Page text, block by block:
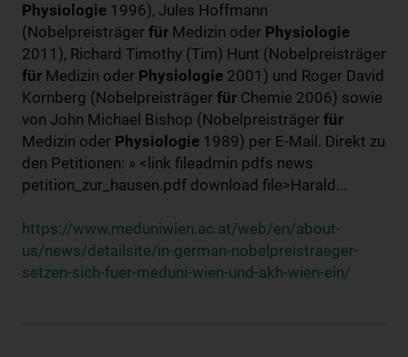
Physiologie 1996), Jules Hoffmann
(Nobelpreisträger für Medizin oder Physiologie
2011), Richard Timothy (Tim) Hunt (Nobelpreisträger
für Medizin oder Physiologie 2001) und Roger David
Kornberg (Nobelpreisträger für Chemie 2006) sowie
von John Michael Bishop (Nobelpreisträger für
Medizin oder Physiologie 1989) per E-Mail. Direkt zu
den Petitionen: » <link fileadmin pdfs news
petition_zur_hausen.pdf download file>Harald...
https://www.meduniwien.ac.at/web/en/about-
us/news/detailsite/in-german-nobelpreistraeger-
setzen-sich-fuer-meduni-wien-und-akh-wien-ein/